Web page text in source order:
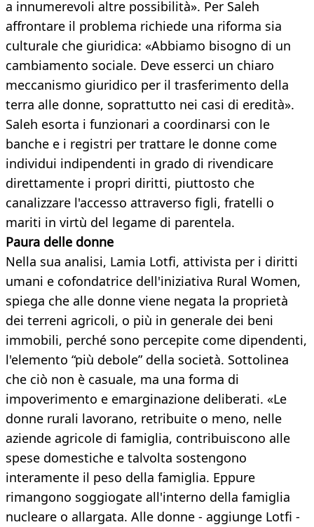
a innumerevoli altre possibilità». Per Saleh
affrontare il problema richiede una riforma sia
culturale che giuridica: «Abbiamo bisogno di un
cambiamento sociale. Deve esserci un chiaro
meccanismo giuridico per il trasferimento della
terra alle donne, soprattutto nei casi di eredità».
Saleh esorta i funzionari a coordinarsi con le
banche e i registri per trattare le donne come
individui indipendenti in grado di rivendicare
direttamente i propri diritti, piuttosto che
canalizzare l'accesso attraverso figli, fratelli o
mariti in virtù del legame di parentela.
Paura delle donne
Nella sua analisi, Lamia Lotfi, attivista per i diritti
umani e cofondatrice dell'iniziativa Rural Women,
spiega che alle donne viene negata la proprietà
dei terreni agricoli, o più in generale dei beni
immobili, perché sono percepite come dipendenti,
l'elemento “più debole” della società. Sottolinea
che ciò non è casuale, ma una forma di
impoverimento e emarginazione deliberati. «Le
donne rurali lavorano, retribuite o meno, nelle
aziende agricole di famiglia, contribuiscono alle
spese domestiche e talvolta sostengono
interamente il peso della famiglia. Eppure
rimangono soggiogate all'interno della famiglia
nucleare o allargata. Alle donne - aggiunge Lotfi -